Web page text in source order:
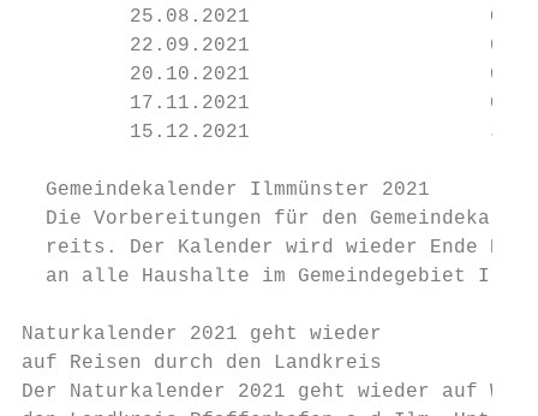
25.08.2021
22.09.2021
20.10.2021
17.11.2021
15.12.2021
  Gemeindekalender Ilmmünster 2021
Die Vorbereitungen für den
reits. Der Kalender wird wieder Ende
an alle Haushalte im Gemeindegebiet
Naturkalender 2021 geht wieder
auf Reisen durch den Landkreis
Der Naturkalender 2021 geht wieder auf